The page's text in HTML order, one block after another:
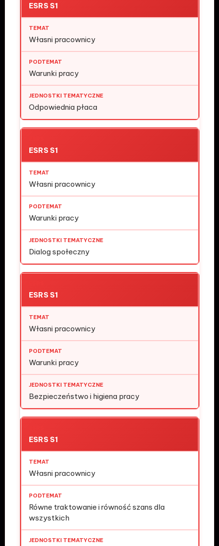
ESRS S1
Własni pracownicy
Warunki pracy
Odpowiednia płaca
ESRS S1
Własni pracownicy
Warunki pracy
Dialog społeczny
ESRS S1
Własni pracownicy
Warunki pracy
Bezpieczeństwo i higiena pracy
ESRS S1
Własni pracownicy
Równe traktowanie i równość szans dla
wszystkich